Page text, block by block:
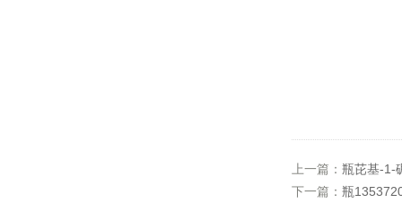
上一篇： 瓶芘基-1-
下一篇： 瓶